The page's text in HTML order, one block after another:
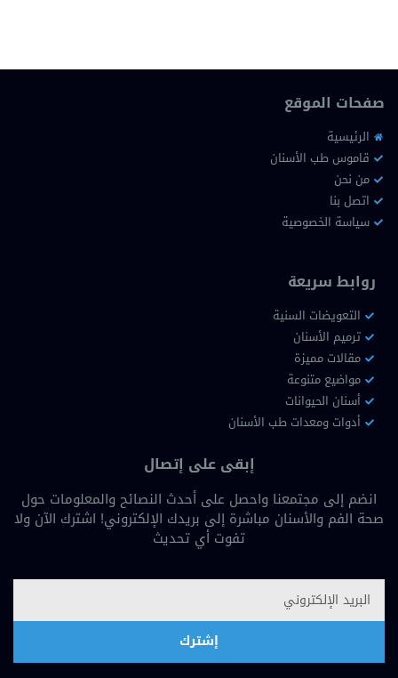
صفحات الموقع
الرئيسية
قاموس طب الأسنان
من نحن
اتصل بنا
سياسة الخصوصية
روابط سريعة
التعويضات السنية
ترميم الأسنان
مقالات مميزة
مواضيع متنوعة
أسنان الحيوانات
أدوات ومعدات طب الأسنان
إبقى على إتصال
انضم إلى مجتمعنا واحصل على أحدث النصائح والمعلومات حول
صحة الفم والأسنان مباشرة إلى بريدك الإلكتروني! اشترك الآن ولا
تفوت أي تحديث
إشترك